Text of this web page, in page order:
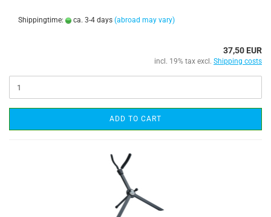
Shippingtime: ca. 3-4 days (abroad may vary)
37,50 EUR
incl. 19% tax excl. Shipping costs
ADD TO CART